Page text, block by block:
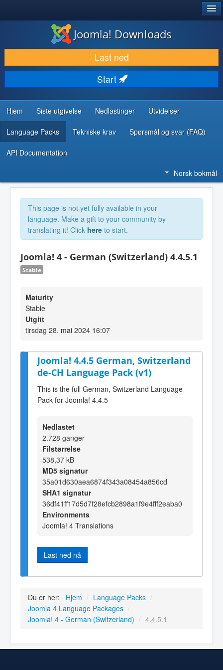
LAST NED & UTVID
OPPDAG & LÆR
SAMFUNN & BRUKERSTØTTE
UTVIKLINGSRESSURSER
Joomla! Downloads
Last ned
Start
Hjem Siste utgivelse Nedlastinger Utvidelser
Language Packs Tekniske krav Spørsmål og svar (FAQ)
API Documentation
Norsk bokmål
This page is not yet fully available in your
language. Make a gift to your community by
translating it! Click here to start.
Joomla! 4 - German (Switzerland) 4.4.5.1
Stable
Maturity
Stable
Utgitt
tirsdag 28. mai 2024 16:07
Joomla! 4.4.5 German, Switzerland
de-CH Language Pack (v1)
This is the full German, Switzerland Language
Pack for Joomla! 4.4.5
Nedlastet
2.728 ganger
Filstørrelse
538,37 kB
MD5 signatur
35a01d630aea6874f343a08454a856cd
SHA1 signatur
36df41ff17d5d7f28efcb2898a1f9e4fff2eaba0
Environments
Joomla! 4 Translations
Last ned nå
Du er her: Hjem / Language Packs /
Joomla 4 Language Packages /
Joomla! 4 - German (Switzerland) / 4.4.5.1